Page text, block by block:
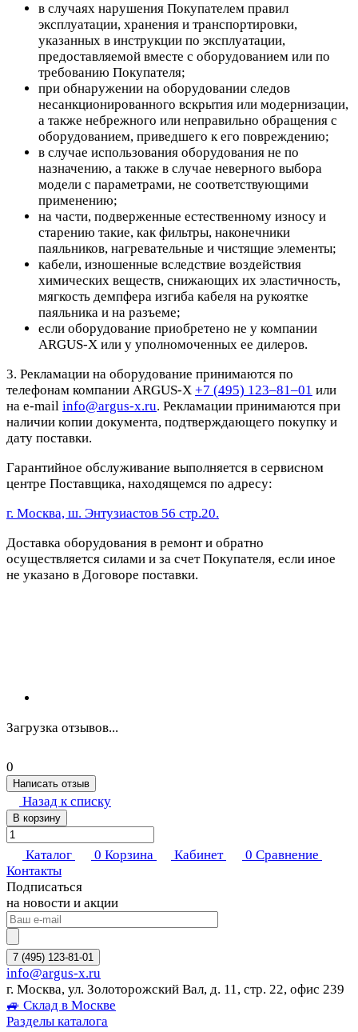
в случаях нарушения Покупателем правил
эксплуатации, хранения и транспортировки,
указанных в инструкции по эксплуатации,
предоставляемой вместе с оборудованием или по
требованию Покупателя;
при обнаружении на оборудовании следов
несанкционированного вскрытия или модернизации,
а также небрежного или неправильно обращения с
оборудованием, приведшего к его повреждению;
в случае использования оборудования не по
назначению, а также в случае неверного выбора
модели с параметрами, не соответствующими
применению;
на части, подверженные естественному износу и
старению такие, как фильтры, наконечники
паяльников, нагревательные и чистящие элементы;
кабели, изношенные вследствие воздействия
химических веществ, снижающих их эластичность,
мягкость демпфера изгиба кабеля на рукоятке
паяльника и на разъеме;
если оборудование приобретено не у компании
ARGUS-X или у уполномоченных ее дилеров.
3. Рекламации на оборудование принимаются по
телефонам компании ARGUS-X +7 (495) 123–81–01 или
на e-mail info@argus-x.ru. Рекламации принимаются при
наличии копии документа, подтверждающего покупку и
дату поставки.
Гарантийное обслуживание выполняется в сервисном
центре Поставщика, находящемся по адресу:
г. Москва, ш. Энтузиастов 56 стр.20.
Доставка оборудования в ремонт и обратно
осуществляется силами и за счет Покупателя, если иное
не указано в Договоре поставки.
Загрузка отзывов...
0
Написать отзыв
Назад к списку
В корзину
Каталог 0 Корзина Кабинет 0 Сравнение
Контакты
Подписаться
на новости и акции
7 (495) 123-81-01
info@argus-x.ru
г. Москва, ул. Золоторожский Вал, д. 11, стр. 22, офис 239
🚙 Склад в Москве
Разделы каталога